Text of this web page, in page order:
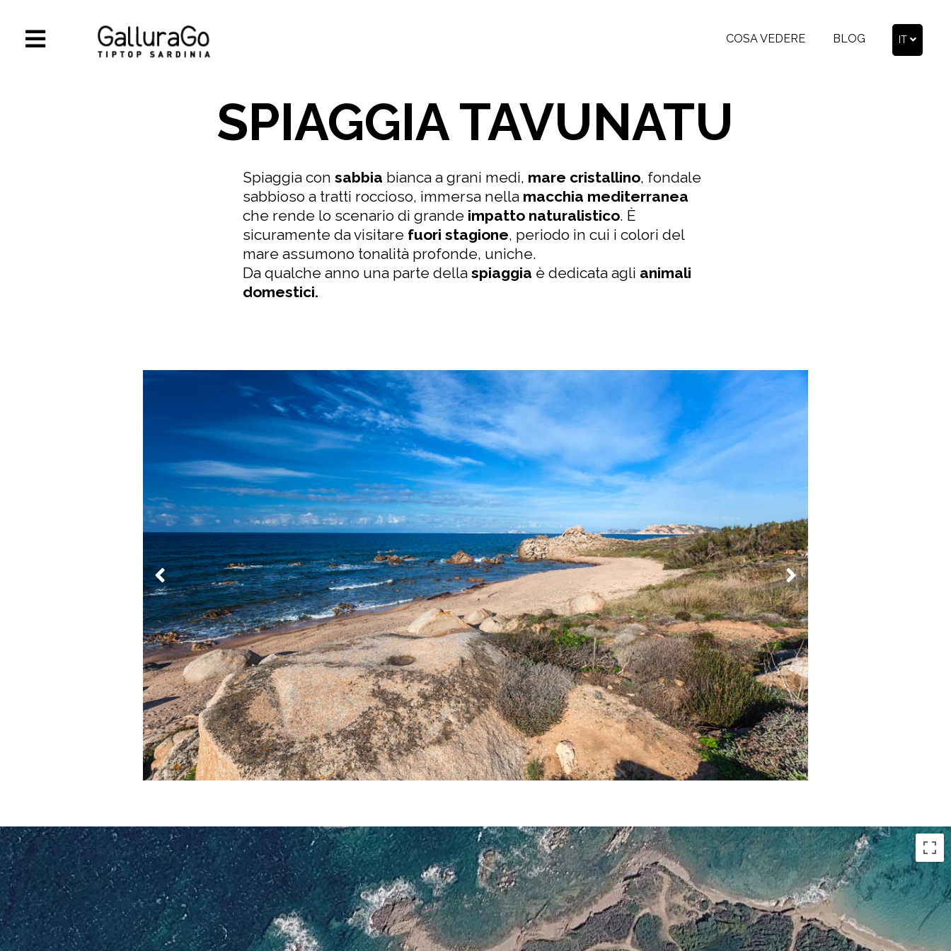
COSA VEDERE BLOG IT
SPIAGGIA TAVUNATU
Spiaggia con sabbia bianca a grani medi, mare cristallino, fondale
sabbioso a tratti roccioso, immersa nella macchia mediterranea
che rende lo scenario di grandeimpatto naturalistico. È
sicuramente da visitare fuori stagione, periodo in cui i colori del
mare assumono tonalità profonde, uniche.
Da qualche anno una parte della spiaggia è dedicata agli animali
domestici.